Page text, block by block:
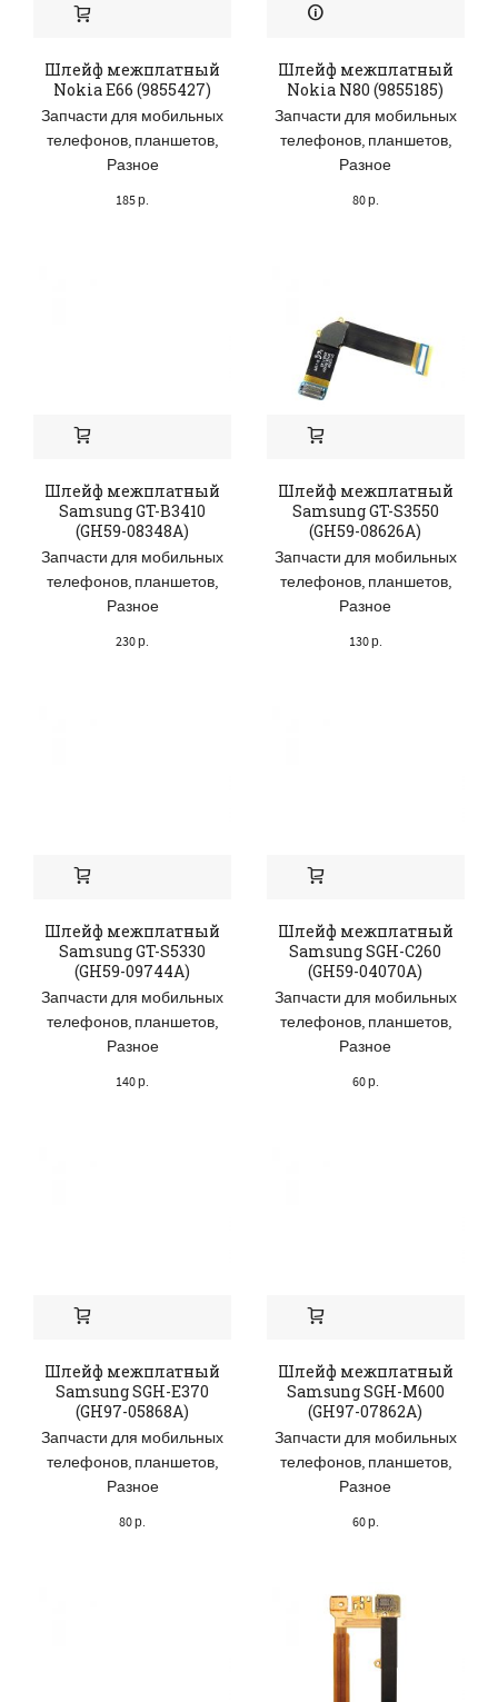
Шлейф межплатный
Nokia E66 (9855427)
Запчасти для мобильных
телефонов, планшетов,
Разное
185р.
Шлейф межплатный
Nokia N80 (9855185)
Запчасти для мобильных
телефонов, планшетов,
Разное
80р.
Шлейф межплатный
Samsung GT-B3410
(GH59-08348A)
Запчасти для мобильных
телефонов, планшетов,
Разное
230р.
Шлейф межплатный
Samsung GT-S3550
(GH59-08626A)
Запчасти для мобильных
телефонов, планшетов,
Разное
130р.
Шлейф межплатный
Samsung GT-S5330
(GH59-09744A)
Запчасти для мобильных
телефонов, планшетов,
Разное
140р.
Шлейф межплатный
Samsung SGH-C260
(GH59-04070A)
Запчасти для мобильных
телефонов, планшетов,
Разное
60р.
Шлейф межплатный
Samsung SGH-E370
(GH97-05868A)
Запчасти для мобильных
телефонов, планшетов,
Разное
80р.
Шлейф межплатный
Samsung SGH-M600
(GH97-07862A)
Запчасти для мобильных
телефонов, планшетов,
Разное
60р.